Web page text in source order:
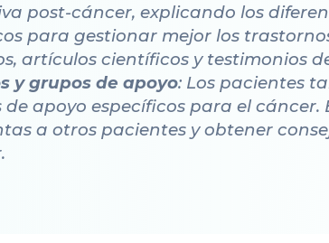
post-cáncer, explicando los
para gestionar mejor los
artículos científicos y testimonios
y grupos de apoyo: Los pacientes
de apoyo específicos para el
a otros pacientes y obtener